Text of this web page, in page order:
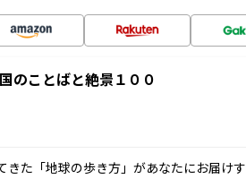
のことばと絶景１００
きた「地球の歩き方」があなたにお届け